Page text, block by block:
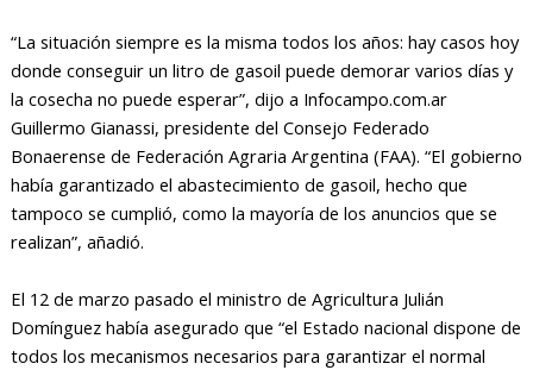
“La situación siempre es la misma todos los años: hay casos hoy
donde conseguir un litro de gasoil puede demorar varios días y
la cosecha no puede esperar”, dijo a Infocampo.com.ar
Guillermo Gianassi, presidente del Consejo Federado
Bonaerense de Federación Agraria Argentina (FAA). “El gobierno
había garantizado el abastecimiento de gasoil, hecho que
tampoco se cumplió, como la mayoría de los anuncios que se
realizan”, añadió.
El 12 de marzo pasado el ministro de Agricultura Julián
Domínguez había asegurado que “el Estado nacional dispone de
todos los mecanismos necesarios para garantizar el normal